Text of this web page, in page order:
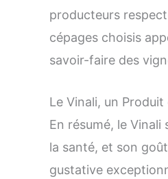
producteurs
cépages choisis
savoir-faire des
Le Vinali, un Produit
En résumé, le
la santé, et son
gustative